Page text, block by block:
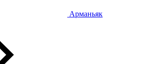
Арманьяк